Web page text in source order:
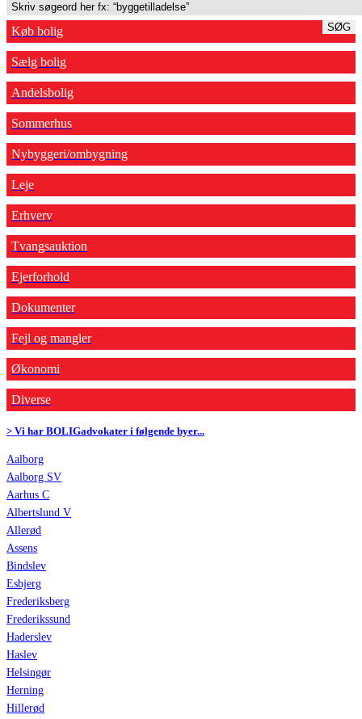
SØG
Køb bolig
Sælg bolig
Andelsbolig
Sommerhus
Nybyggeri/ombygning
Leje
Erhverv
Tvangsauktion
Ejerforhold
Dokumenter
Fejl og mangler
Økonomi
Diverse
> Vi har BOLIGadvokater i følgende byer...
Aalborg
Aalborg SV
Aarhus C
Albertslund V
Allerød
Assens
Bindslev
Esbjerg
Frederiksberg
Frederikssund
Haderslev
Haslev
Helsingør
Herning
Hillerød